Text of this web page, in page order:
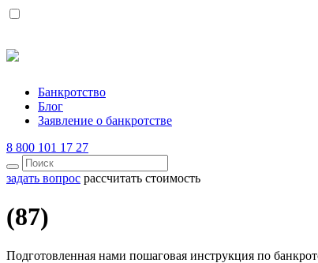
Банкротство
Блог
Заявление о банкротстве
8 800 101 17 27
задать вопрос рассчитать стоимость
(87)
Подготовленная нами пошаговая инструкция по